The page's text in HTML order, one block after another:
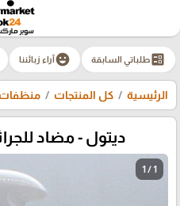
ballotطلباتي السابقة emoji_emotionsآراء زبائننا
الرئيسية كل المنتجات منظفات
ديتول - مضاد
1 / 1